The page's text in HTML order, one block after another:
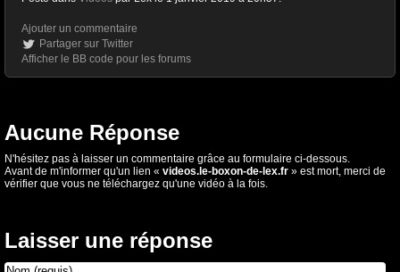
Ajouter un commentaire
Partager sur Twitter
Afficher le BB code pour les forums
Aucune Réponse
N'hésitez pas à laisser un commentaire grâce au formulaire ci-dessous.
Avant de m'informer qu'un lien « videos.le-boxon-de-lex.fr » est mort, merci de
vérifier que vous ne téléchargez qu'une vidéo à la fois.
Laisser une réponse